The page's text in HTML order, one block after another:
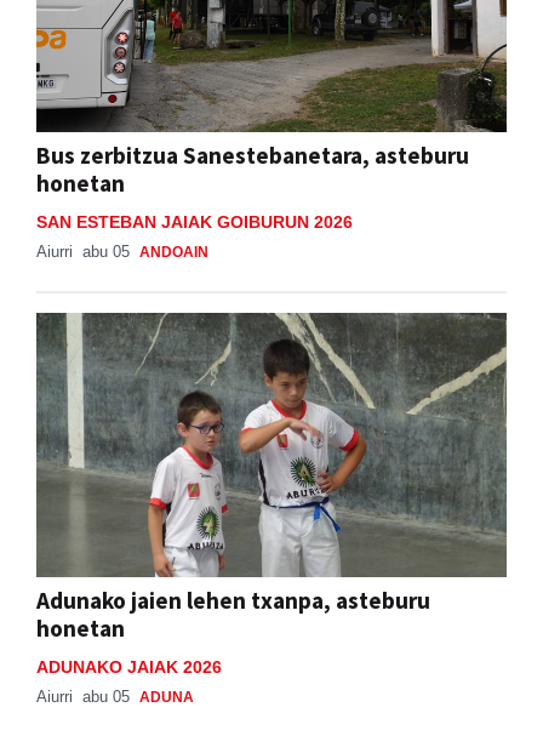
Bus zerbitzua Sanestebanetara, asteburu
honetan
SAN ESTEBAN JAIAK GOIBURUN 2026
Aiurri abu 05 ANDOAIN
Adunako jaien lehen txanpa, asteburu
honetan
ADUNAKO JAIAK 2026
Aiurri abu 05 ADUNA